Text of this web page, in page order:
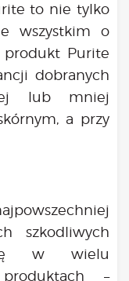
to nie tylko
wszystkim o
produkt Purite
dobranych
lub mniej
a przy
szkodliwych
w wielu
–